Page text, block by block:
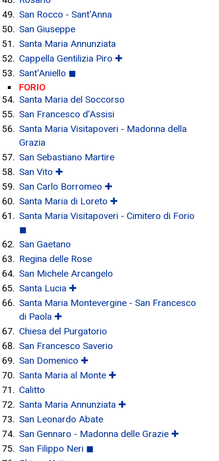
San Rocco - Sant'Anna
San Giuseppe
Santa Maria Annunziata
Cappella Gentilizia Piro ✚
Sant'Aniello ◼
FORIO
Santa Maria del Soccorso
San Francesco d'Assisi
Santa Maria Visitapoveri - Madonna della
Grazia
San Sebastiano Martire
San Vito ✚
San Carlo Borromeo ✚
Santa Maria di Loreto ✚
Santa Maria Visitapoveri - Cimitero di Forio
◼
San Gaetano
Regina delle Rose
San Michele Arcangelo
Santa Lucia ✚
Santa Maria Montevergine - San Francesco
di Paola ✚
Chiesa del Purgatorio
San Francesco Saverio
San Domenico ✚
Santa Maria al Monte ✚
Calitto
Santa Maria Annunziata ✚
San Leonardo Abate
San Gennaro - Madonna delle Grazie ✚
San Filippo Neri ◼